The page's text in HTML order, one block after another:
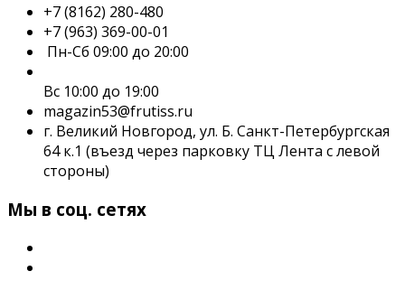
+7 (8162) 280-480
+7 (963) 369-00-01
Пн-Сб 09:00 до 20:00
Вс 10:00 до 19:00
magazin53@frutiss.ru
г. Великий Новгород, ул. Б. Санкт-Петербургская
64 к.1 (въезд через парковку ТЦ Лента с левой
стороны)
Мы в соц. сетях